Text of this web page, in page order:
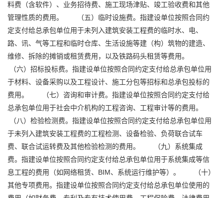
料费（含软件）、业务招待费、施工现场津贴、竣工验收费和其他
管理性质的费用。
（五）临时设施费。指建设单位按照合同约
定支付给总承包单位用于未列入建筑安装工程费的临时水、电、
路、讯、气等工程和临时仓库、生活设施等建（构）筑物的建造、
维修、拆除的摊销或租赁费用，以及铁路码头租赁等费用。
（六）招标投标费。指建设单位按照合同约定支付给总承包单位用
于材料、设备采购以及工程设计、施工分包等招标和总承包投标的
费用。
（七）咨询和审计费。指建设单位按照合同约定支付给
总承包单位用于社会中介机构的工程咨询、工程审计等的费用。
（八）检验检测费。指建设单位按照合同约定支付给总承包单位用
于未列入建筑安装工程费的工程检测、设备检验、负荷联合试车
费、联合试运转费及其他检验检测的费用。
（九）系统集成
费。指建设单位按照合同约定支付给总承包单位用于系统集成等信
息工程的费用（如网络租赁、BIM、系统运行维护等）。
（十）
其他专项费用。指建设单位按照合同约定支付给总承包单位使用的